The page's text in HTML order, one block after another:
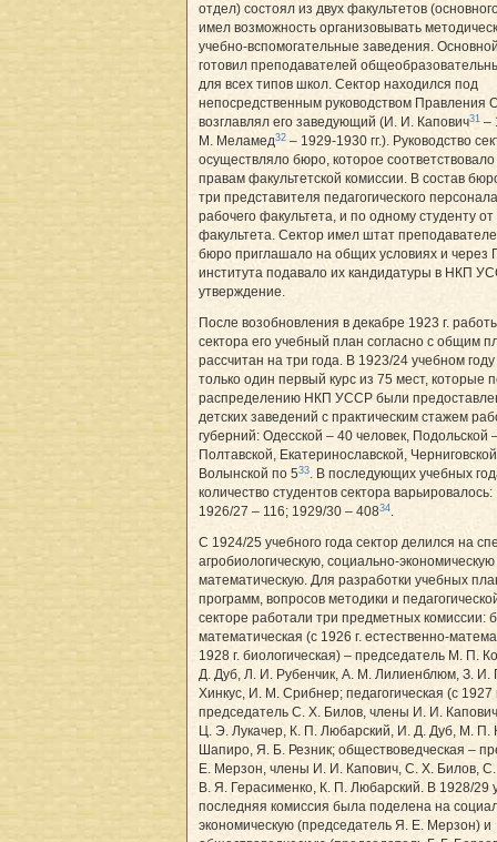
отдел) состоял из двух факультетов
имел возможность организовывать
учебно-вспомогательные заведения.
готовил преподавателей
для всех типов школ. Сектор находился под
непосредственным руководством Правления
возглавлял его заведующий (И. И. Капович31 –
М. Меламед32 – 1929-1930 гг.). Руководство
осуществляло бюро, которое соответствовало
правам факультетской комиссии. В состав
три представителя педагогического
рабочего факультета, и по одному студенту от
факультета. Сектор имел штат
бюро приглашало на общих условиях и через
института подавало их кандидатуры в НКП
утверждение.
После возобновления в декабре 1923 г.
сектора его учебный план согласно с общим
рассчитан на три года. В 1923/24 учебном
только один первый курс из 75 мест, которые
распределению НКП УССР были
детских заведений с практическим стажем
губерний: Одесской – 40 человек, Подольской
Полтавской, Екатеринославской,
Волынской по 533. В последующих учебных
количество студентов сектора
1926/27 – 116; 1929/30 – 40834.
С 1924/25 учебного года сектор делился на
агробиологическую, социально-
математическую. Для разработки учебных
программ, вопросов методики и
секторе работали три предметных комиссии:
математическая (с 1926 г. естественно-
1928 г. биологическая) – председатель М. П.
Д. Дуб, Л. И. Рубенчик, А. М. Лилиенблюм, З. И.
Хинкус, И. М. Срибнер; педагогическая (с 1927
председатель С. Х. Билов, члены И. И.
Ц. Э. Лукачер, К. П. Любарский, И. Д. Дуб, М. П.
Шапиро, Я. Б. Резник; обществоведческая –
Е. Мерзон, члены И. И. Капович, С. Х. Билов,
В. Я. Герасименко, К. П. Любарский. В 1928/29
последняя комиссия была поделена на
экономическую (председатель Я. Е. Мерзон) и